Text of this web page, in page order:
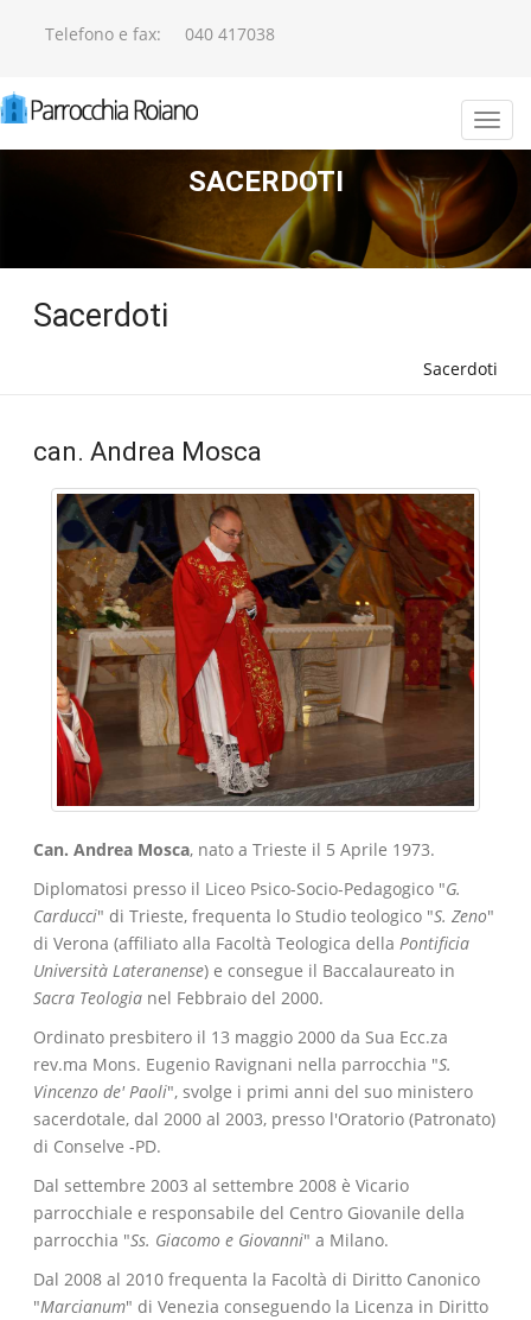
Telefono e fax: 040 417038
SACERDOTI
Sacerdoti
Sacerdoti
can. Andrea Mosca
Can. Andrea Mosca, nato a Trieste il 5 Aprile 1973.
Diplomatosi presso il Liceo Psico-Socio-Pedagogico "G.
Carducci" di Trieste, frequenta lo Studio teologico "S. Zeno"
di Verona (affiliato alla Facoltà Teologica dellaPontificia
Università Lateranense) e consegue il Baccalaureato in
Sacra Teologia nel Febbraio del 2000.
Ordinato presbitero il 13 maggio 2000 da Sua Ecc.za
rev.ma Mons. Eugenio Ravignani nella parrocchia "S.
Vincenzo de' Paoli", svolge i primi anni del suo ministero
sacerdotale, dal 2000 al 2003, presso l'Oratorio (Patronato)
di Conselve -PD.
Dal settembre 2003 al settembre 2008 è Vicario
parrocchiale e responsabile del Centro Giovanile della
parrocchia "Ss. Giacomo e Giovanni" a Milano.
Dal 2008 al 2010 frequenta la Facoltà di Diritto Canonico
"Marcianum" di Venezia conseguendo la Licenza in Diritto